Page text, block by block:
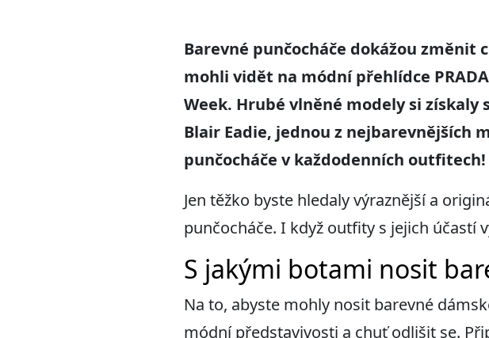
Barevné punčocháče dokážou změnit
mohli vidět na módní přehlídce
Week. Hrubé vlněné modelysi získaly
Blair Eadie, jednou z nejbarevnějších
punčocháče v každodenních outfitech!
Jen těžko byste hledaly výraznější a
punčocháče. I když outfity s jejich účastí
S jakými botami nosit
Na to, abyste mohly nosit barevné
módní představivosti a chuť odlišit se.